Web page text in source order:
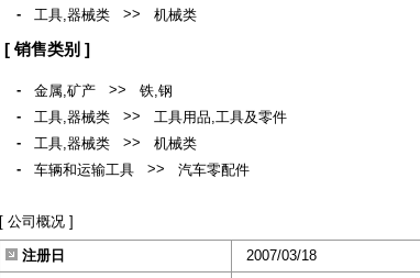
-
工具,器械类 >> 机械类
[ 销售类别 ]
- 金属,矿产 >>
铁,钢
-
工具,器械类 >>
工具用品,工具及零件
-
工具,器械类 >>
机械类
-
车辆和运输工具 >> 汽车零配件
[ 公司概况 ]
注册日
2007/03/18